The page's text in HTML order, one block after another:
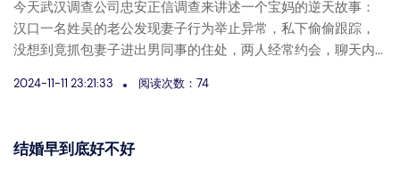
今天武汉调查公司忠安正信调查来讲述一个宝妈的逆天故事：
汉口一名姓吴的老公发现妻子行为举止异常，私下偷偷跟踪，
没想到竟抓包妻子进出男同事的住处，两人经常约会，聊天内...
2024-11-11 23:21:33 阅读次数：74
结婚早到底好不好